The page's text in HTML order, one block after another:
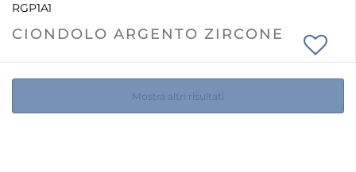
RGP1A1
CIONDOLO ARGENTO ZIRCONE
Mostra altri risultati